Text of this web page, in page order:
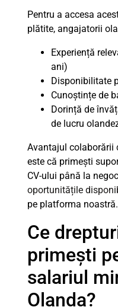
Pentru a accesa
plătite, angajatorii
Experiență
ani)
Disponibilitate
Cunoștințe de
Dorință de
de lucru
Avantajul colaborării
este că primești
CV-ului până la
oportunitățile
pe platforma noastră.
Ce
primești
salariul
Olanda?